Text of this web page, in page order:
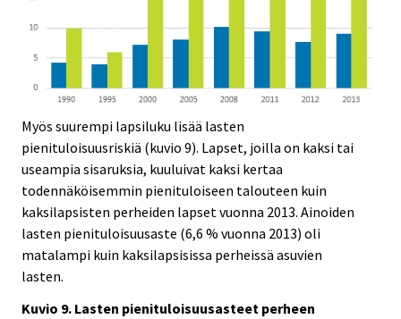
Myös suurempi lapsiluku lisää lasten
pienituloisuusriskiä (kuvio 9). Lapset, joilla on kaksi tai
useampia sisaruksia, kuuluivat kaksi kertaa
todennäköisemmin pienituloiseen talouteen kuin
kaksilapsisten perheiden lapset vuonna 2013. Ainoiden
lasten pienituloisuusaste (6,6 % vuonna 2013) oli
matalampi kuin kaksilapsisissa perheissä asuvien
lasten.
Kuvio 9. Lasten pienituloisuusasteet perheen